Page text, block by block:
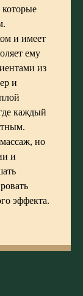
и имеет
ему
из
и
каждый
но
и
эффекта.